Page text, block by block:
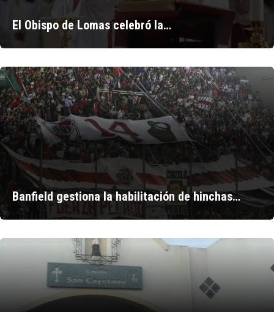
El Obispo de Lomas celebró la…
Banfield gestiona la habilitación de hinchas…